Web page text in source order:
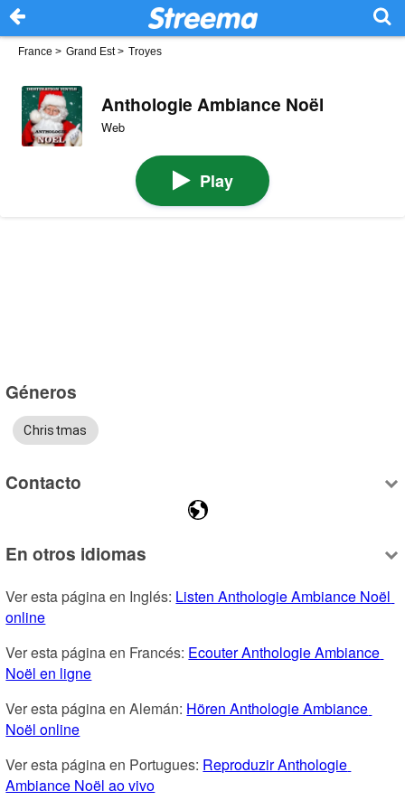
France > Grand Est> Troyes
Anthologie Ambiance Noël
Web
Play
Géneros
Christmas
Contacto
En otros idiomas
Ver esta página en Inglés: Listen Anthologie Ambiance Noël
online
Ver esta página en Francés: Ecouter Anthologie Ambiance
Noël en ligne
Ver esta página en Alemán: Hören Anthologie Ambiance
Noël online
Ver esta página en Portugues: Reproduzir Anthologie
Ambiance Noël ao vivo